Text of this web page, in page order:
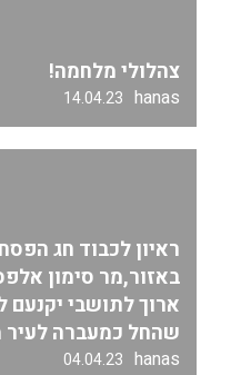
צהלולי מלחמה!
hanas
14.04.23
ראיון לכבוד חג
באזור,מר סימון
ארוך לתושבי יקנעם
שהחל כמעברה
hanas
04.04.23